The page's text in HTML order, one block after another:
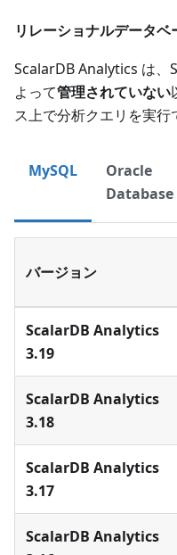
リレーショナルデータベ
ScalarDB Analytics は、
よって管理されていない
ス上で分析クエリを実行
MySQL
Oracle
Database
バージョン
ScalarDB Analytics
3.19
ScalarDB Analytics
3.18
ScalarDB Analytics
3.17
ScalarDB Analytics
テクニカ